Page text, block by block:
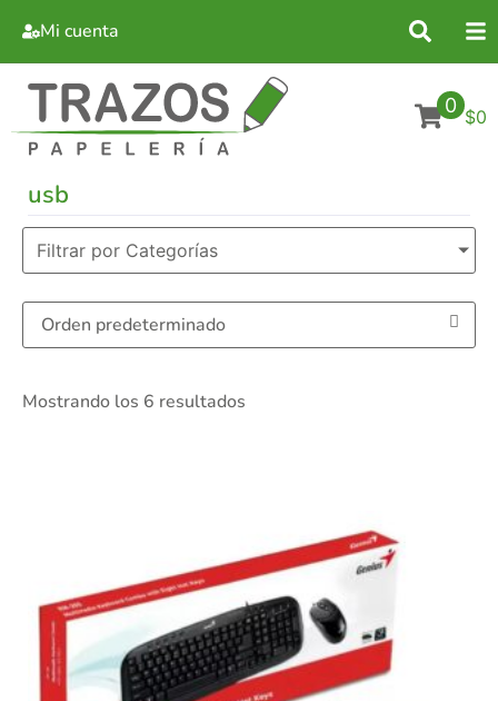
Mi cuenta
0 $0
usb
Filtrar por Categorías
Mostrando los 6 resultados